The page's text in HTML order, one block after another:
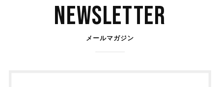
Newsletter
メールマガジン